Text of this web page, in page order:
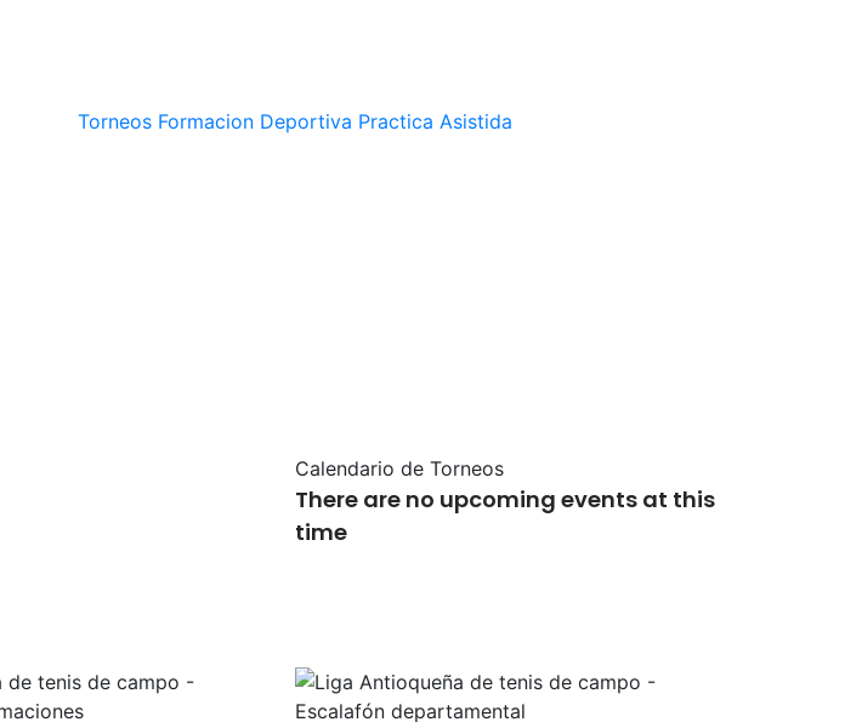
Torneos Formacion Deportiva Practica Asistida
Calendario de Torneos
There are no upcoming events at this
time